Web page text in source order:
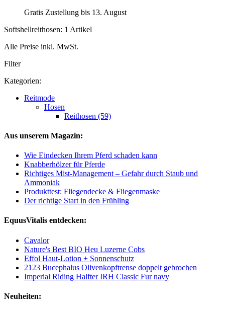
Gratis Zustellung bis 13. August
Softshellreithosen: 1 Artikel
Alle Preise inkl. MwSt.
Filter
Kategorien:
Reitmode
Hosen
Reithosen (59)
Aus unserem Magazin:
Wie Eindecken Ihrem Pferd schaden kann
Knabberhölzer für Pferde
Richtiges Mist-Management – Gefahr durch Staub und
Ammoniak
Produkttest: Fliegendecke & Fliegenmaske
Der richtige Start in den Frühling
EquusVitalis entdecken:
Cavalor
Nature's Best BIO Heu Luzerne Cobs
Effol Haut-Lotion + Sonnenschutz
2123 Bucephalus Olivenkopftrense doppelt gebrochen
Imperial Riding Halfter IRH Classic Fur navy
Neuheiten: